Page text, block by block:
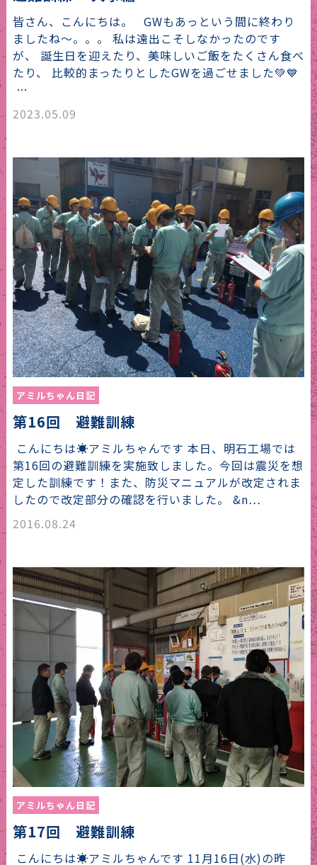
皆さん、こんにちは。 GWもあっという間に終わり
ましたね～。。。 私は遠出こそしなかったのです
が、 誕生日を迎えたり、美味しいご飯をたくさん食べ
たり、 比較的まったりとしたGWを過ごせました💚💙
…
2023.05.09
アミルちゃん日記
第16回 避難訓練
こんにちは☀アミルちゃんです 本日、明石工場では
第16回の避難訓練を実施致しました。今回は震災を想
定した訓練です！また、防災マニュアルが改定されま
したので改定部分の確認を行いました。 &n…
2016.08.24
アミルちゃん日記
第17回 避難訓練
こんにちは☀アミルちゃんです 11月16日(水)の昨